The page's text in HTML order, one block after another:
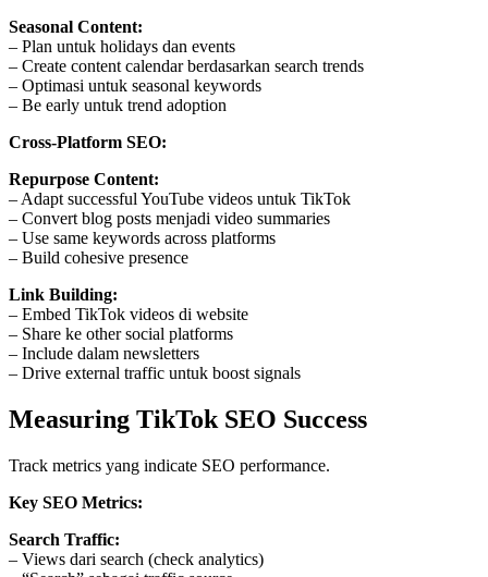
Seasonal Content:
– Plan untuk holidays dan events
– Create content calendar berdasarkan search trends
– Optimasi untuk seasonal keywords
– Be early untuk trend adoption
Cross-Platform SEO:
Repurpose Content:
– Adapt successful YouTube videos untuk TikTok
– Convert blog posts menjadi video summaries
– Use same keywords across platforms
– Build cohesive presence
Link Building:
– Embed TikTok videos di website
– Share ke other social platforms
– Include dalam newsletters
– Drive external traffic untuk boost signals
Measuring TikTok SEO Success
Track metrics yang indicate SEO performance.
Key SEO Metrics:
Search Traffic:
– Views dari search (check analytics)